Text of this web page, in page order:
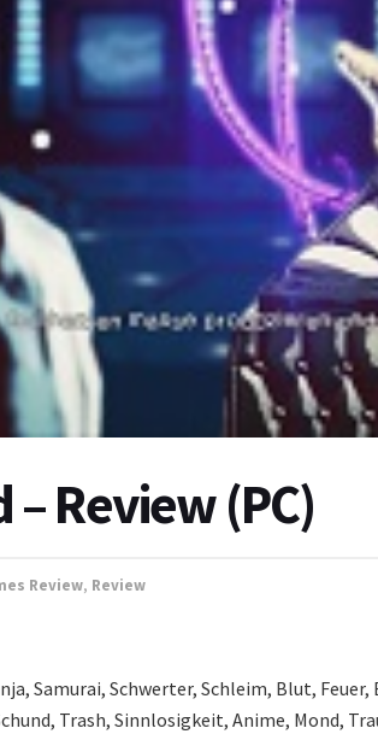
Review (PC)
Review, Review
Samurai, Schwerter, Schleim, Blut,
Trash, Sinnlosigkeit, Anime, Mond,